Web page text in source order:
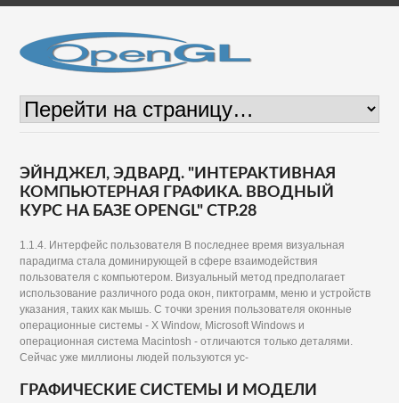
ЭЙНДЖЕЛ, ЭДВАРД. "ИНТЕРАКТИВНАЯ
КОМПЬЮТЕРНАЯ ГРАФИКА. ВВОДНЫЙ
КУРС НА БАЗЕ OPENGL" СТР.28
1.1.4. Интерфейс пользователя В последнее время визуальная
парадигма стала доминирующей в сфере взаимодействия
пользователя с компьютером. Визуальный метод предполагает
использование различного рода окон, пиктограмм, меню и устройств
указания, таких как мышь. С точки зрения пользователя оконные
операционные системы - X Window, Microsoft Windows и
операционная система Macintosh - отличаются только деталями.
Сейчас уже миллионы людей пользуются ус-
ГРАФИЧЕСКИЕ СИСТЕМЫ И МОДЕЛИ